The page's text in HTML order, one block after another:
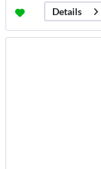
Details